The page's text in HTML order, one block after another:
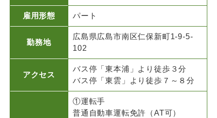
雇用形態 パート
勤務地
広島県広島市南区仁保新町1-9-5-
102
アクセス
バス停「東本浦」より徒歩３分
バス停「東雲」より徒歩７～８分
①運転手
普通自動車運転免許（AT可）